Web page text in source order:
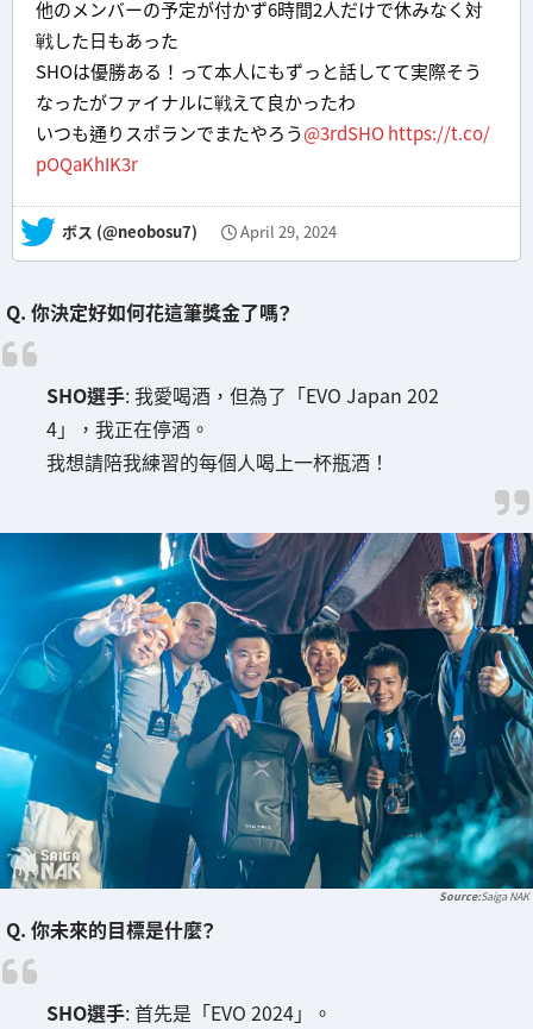
他のメンバーの予定が付かず6時間2人だけで休みなく対
戦した日もあった
SHOは優勝ある！って本人にもずっと話してて実際そう
なったがファイナルに戦えて良かったわ
いつも通りスポランでまたやろう@3rdSHOhttps://t.co/
pOQaKhIK3r
— ボス (@neobosu7) April 29, 2024
Q. 你決定好如何花這筆獎金了嗎？
SHO選手: 我愛喝酒，但為了「EVO Japan 202
4」，我正在停酒。
我想請陪我練習的每個人喝上一杯瓶酒！
Saiga NAK
Q. 你未來的目標是什麼？
SHO選手: 首先是「EVO 2024」。